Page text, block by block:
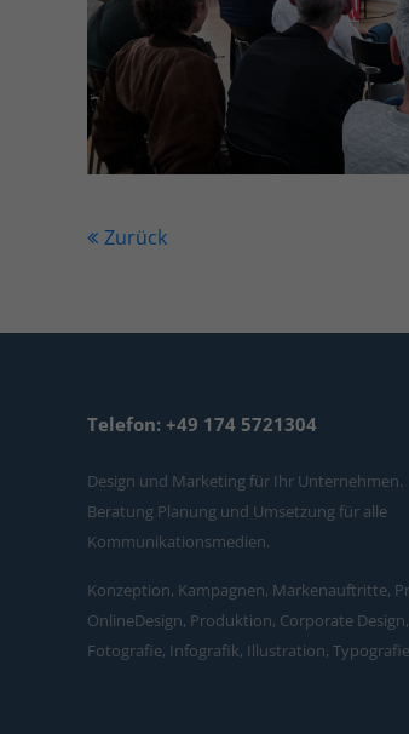
Zurück
Telefon: +49 174 5721304
Design und Marketing für Ihr Unternehmen.
Beratung Planung und Umsetzung für alle
Kommunikationsmedien.
Konzeption, Kampagnen, Markenauftritte,
OnlineDesign, Produktion, Corporate
Fotografie, Infografik, Illustration,